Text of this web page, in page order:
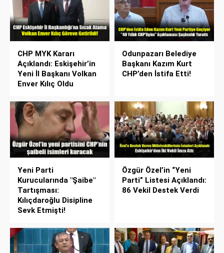
CHP MYK Kararı
Açıklandı: Eskişehir’in
Yeni İl Başkanı Volkan
Enver Kılıç Oldu
Odunpazarı Belediye
Başkanı Kazım Kurt
CHP’den İstifa Etti!
Yeni Parti
Kurucularında "Şaibe"
Tartışması:
Kılıçdaroğlu Disipline
Sevk Etmişti!
Özgür Özel’in “Yeni
Parti” Listesi Açıklandı:
86 Vekil Destek Verdi